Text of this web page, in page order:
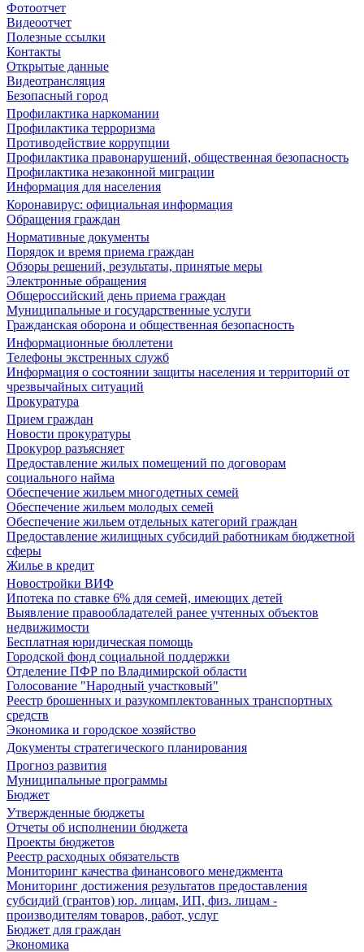
Фотоотчет
Видеоотчет
Полезные ссылки
Контакты
Открытые данные
Видеотрансляция
Безопасный город
Профилактика наркомании
Профилактика терроризма
Противодействие коррупции
Профилактика правонарушений, общественная безопасность
Профилактика незаконной миграции
Информация для населения
Коронавирус: официальная информация
Обращения граждан
Нормативные документы
Порядок и время приема граждан
Обзоры решений, результаты, принятые меры
Электронные обращения
Общероссийский день приема граждан
Муниципальные и государственные услуги
Гражданская оборона и общественная безопасность
Информационные бюллетени
Телефоны экстренных служб
Информация о состоянии защиты населения и территорий от
чрезвычайных ситуаций
Прокуратура
Прием граждан
Новости прокуратуры
Прокурор разъясняет
Предоставление жилых помещений по договорам
социального найма
Обеспечение жильем многодетных семей
Обеспечение жильем молодых семей
Обеспечение жильем отдельных категорий граждан
Предоставление жилищных субсидий работникам бюджетной
сферы
Жилье в кредит
Новостройки ВИФ
Ипотека по ставке 6% для семей, имеющих детей
Выявление правообладателей ранее учтенных объектов
недвижимости
Бесплатная юридическая помощь
Городской фонд социальной поддержки
Отделение ПФР по Владимирской области
Голосование "Народный участковый"
Реестр брошенных и разукомплектованных транспортных
средств
Экономика и городское хозяйство
Документы стратегического планирования
Прогноз развития
Муниципальные программы
Бюджет
Утвержденные бюджеты
Отчеты об исполнении бюджета
Проекты бюджетов
Реестр расходных обязательств
Мониторинг качества финансового менеджмента
Мониторинг достижения результатов предоставления
субсидий (грантов) юр. лицам, ИП, физ. лицам -
производителям товаров, работ, услуг
Бюджет для граждан
Экономика